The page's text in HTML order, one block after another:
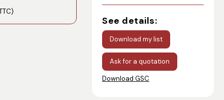
See details:
Download my list
Ask for a quotation
Download GSC